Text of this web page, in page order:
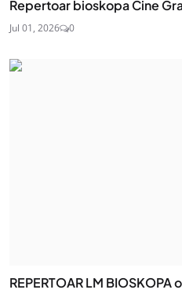
Repertoar bioskopa Cine
Jul 01, 2026 0
REPERTOAR LM